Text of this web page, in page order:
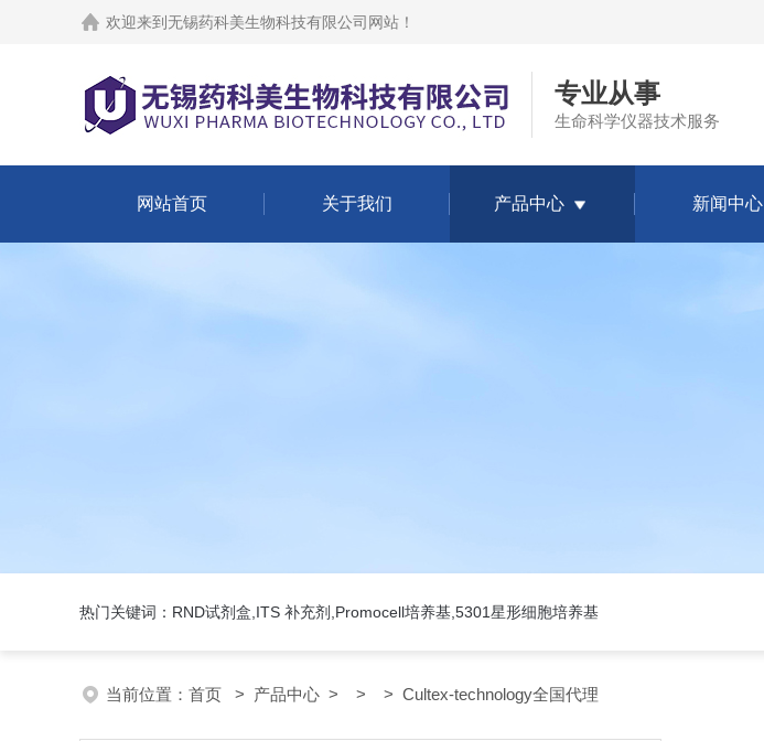
欢迎来到 无锡药科美生物科技有限公司网站 ！
专业从事
生命科学仪器技术服务
网站首页 关于我们 产品中心 新闻中心
热门关键词：RND试剂盒,ITS 补充剂,Promocell培养基,5301星形细胞培养基
当前位置： 首页 > 产品中心 > > > Cultex-technology全国代理